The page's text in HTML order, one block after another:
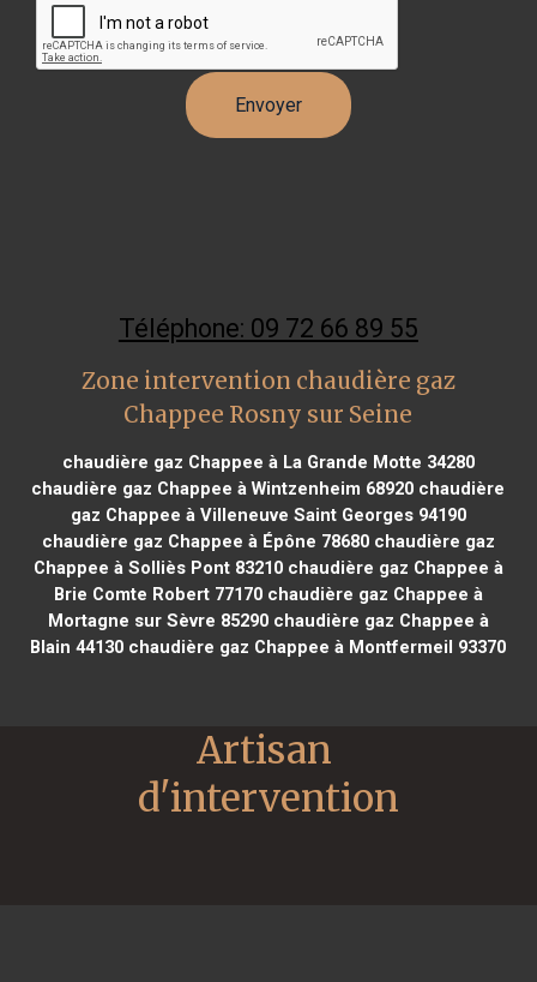
Téléphone: 09 72 66 89 55
Zone intervention chaudière gaz
Chappee Rosny sur Seine
chaudière gaz Chappee à La Grande Motte 34280
chaudière gaz Chappee à Wintzenheim 68920 chaudière
gaz Chappee à Villeneuve Saint Georges 94190
chaudière gaz Chappee à Épône 78680chaudière gaz
Chappee à Solliès Pont 83210chaudière gaz Chappee à
Brie Comte Robert 77170chaudière gaz Chappee à
Mortagne sur Sèvre 85290chaudière gaz Chappee à
Blain 44130 chaudière gaz Chappee à Montfermeil 93370
Artisan
d'intervention